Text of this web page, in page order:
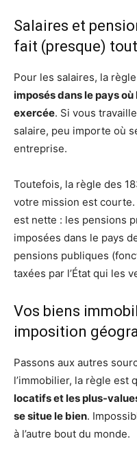
Salaires et
fait (presque) tout
Pour les salaires, la
imposés dans le pays
exercée. Si vous
salaire, peu importe où
entreprise.
Toutefois, la règle des
votre mission est
est nette : les pensions
imposées dans le pays
pensions publiques
taxées par l’État qui les
Vos biens
imposition
Passons aux autres
l’immobilier, la règle est
locatifs et les plus-
se situe le bien.
à l’autre bout du monde.